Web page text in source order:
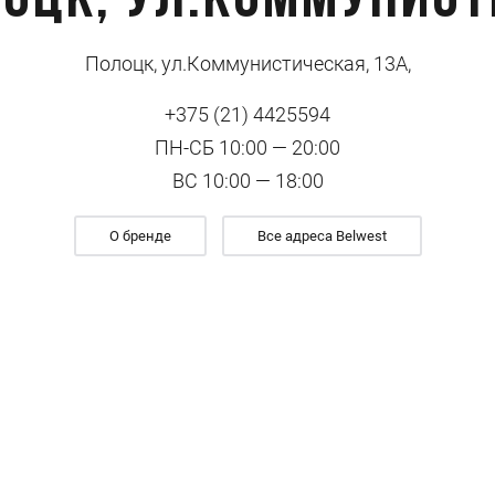
Полоцк, ул.Коммунистическая, 13А,
+375 (21) 4425594
ПН-СБ 10:00 — 20:00
ВС 10:00 — 18:00
О бренде Все адреса Belwest